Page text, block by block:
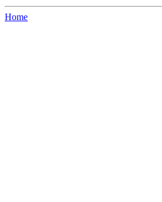
Home